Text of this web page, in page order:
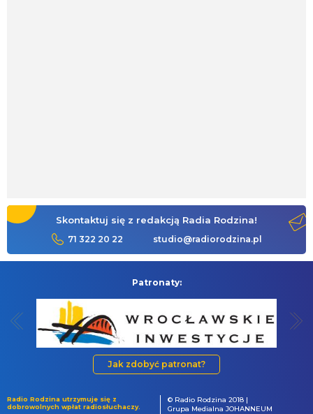
Skontaktuj się z redakcją Radia Rodzina!
71 322 20 22 studio@radiorodzina.pl
Patronaty:
Jak zdobyć patronat?
Radio Rodzina utrzymuje się z
dobrowolnych wpłat radiosłuchaczy.
© Radio Rodzina 2018 |
Grupa Medialna JOHANNEUM